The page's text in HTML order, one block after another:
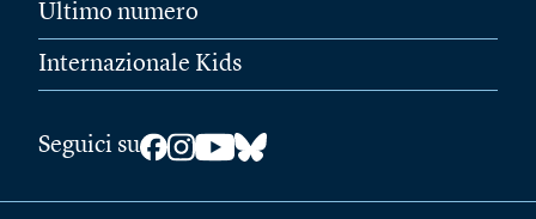
Ultimo numero
Internazionale Kids
Seguici su